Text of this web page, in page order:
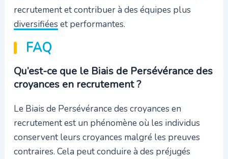
recrutement et contribuer à des équipes plus
diversifiées et performantes.
FAQ
Qu’est-ce que le Biais de Persévérance des
croyances en recrutement ?
Le Biais de Persévérance des croyances en
recrutement est un phénomène où les individus
conservent leurs croyances malgré les preuves
contraires. Cela peut conduire à des préjugés